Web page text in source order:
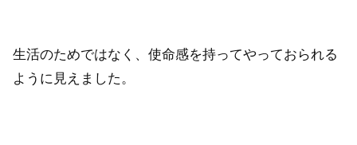
生活のためではなく、使命感を持ってやっておられる
ように見えました。